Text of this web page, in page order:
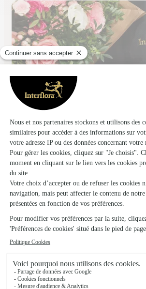
Aux Feuilles Vertes
Ledignan
★★★3.5 (40)
216 route de Montpellier
Voir la boutique
Ils ont fait livrer des fleurs ou
La Grand-Combe
★ ★ ★ ★
Parfait
Première expérience pour moi de la
de fleurs pour une copine. Parfait, rapide et